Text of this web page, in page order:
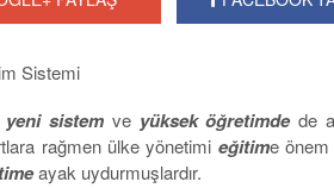
Sistemi
yeni sistem ve yüksek öğretimdede
rağmen ülke yönetimi eğitime
ayak uydurmuşlardır.